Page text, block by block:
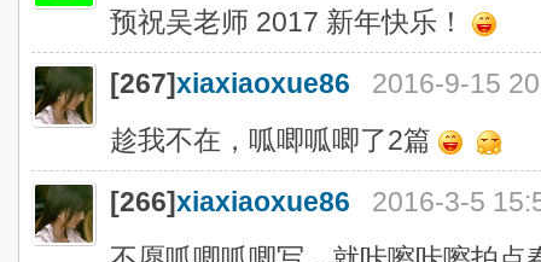
预祝吴老师 2017 新年快乐！
[267]xiaxiaoxue86
2016-9-15
趁我不在，呱唧呱唧了2篇
[266]xiaxiaoxue86
2016-3-5